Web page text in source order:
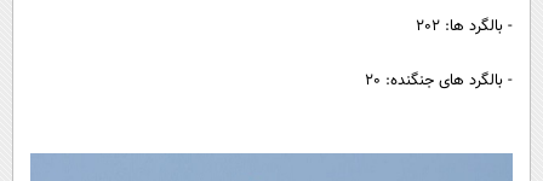
- بالگرد ها: 202
- بالگرد های جنگنده: 20